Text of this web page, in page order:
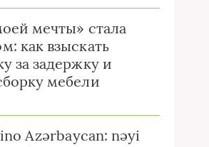
мечты» стала
как взыскать
за задержку и
мебели
Azərbaycan: nəyi